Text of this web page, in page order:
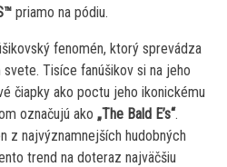
priamo na pódiu.
fenomén, ktorý sprevádza
Tisíce fanúšikov si na jeho
čiapky ako poctu jeho ikonickému
označujú ako „The Bald E’s“.
z najvýznamnejších hudobných
trend na doteraz najväčšiu